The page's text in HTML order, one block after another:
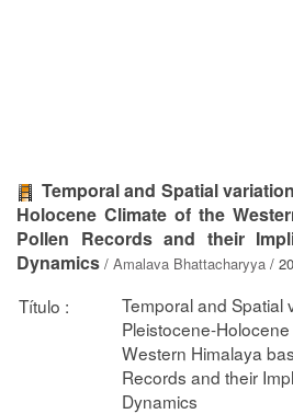
Temporal and Spatial
Holocene Climate of the
Pollen Records and their
Dynamics / Amalava Bhattacharyya /
Título :
Temporal and Spatial
Pleistocene-
Western Himalaya
Records and their
Dynamics